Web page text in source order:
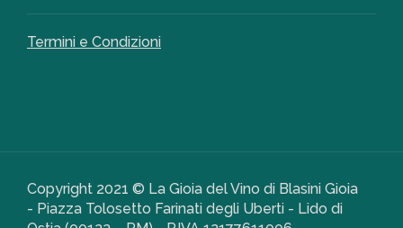
Termini e Condizioni
Copyright 2021 © La Gioia del Vino di Blasini Gioia
- Piazza Tolosetto Farinati degli Uberti - Lido di